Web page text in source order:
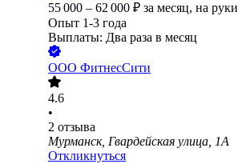
55 000 – 62 000 ₽ за месяц, на руки
Опыт 1-3 года
Выплаты: Два раза в месяц
ООО ФитнесСити
4.6
•
2 отзыва
Мурманск, Гвардейская улица, 1А
Откликнуться